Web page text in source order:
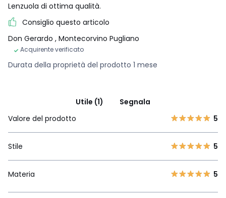
Lenzuola di ottima qualità.
Consiglio questo articolo
Don Gerardo , Montecorvino Pugliano
Acquirente verificato
Durata della proprietà del prodotto 1 mese
Utile (1)
Segnala
Valore del prodotto
5
Stile 5
Materia 5